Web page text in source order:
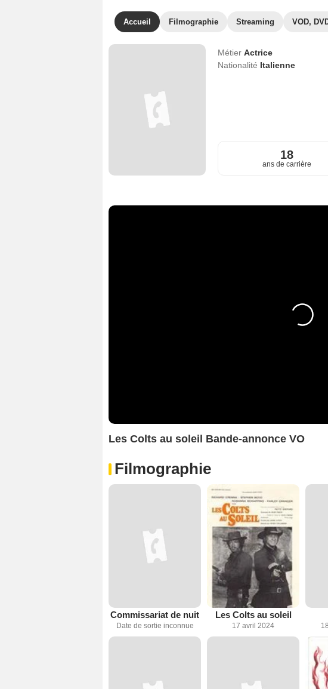
Accueil Filmographie Streaming VOD,
Métier Actrice
Nationalité Italienne
18
ans de carrière
Les Colts au soleil Bande-annonce VO
Filmographie
Commissariat de nuit
Date de sortie inconnue
Les Colts au soleil
17 avril 2024